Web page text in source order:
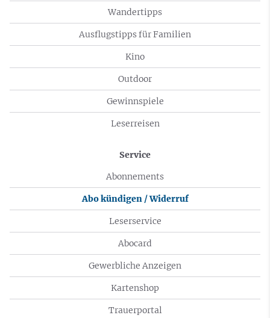
Wandertipps
Ausflugstipps für Familien
Kino
Outdoor
Gewinnspiele
Leserreisen
Service
Abonnements
Abo kündigen / Widerruf
Leserservice
Abocard
Gewerbliche Anzeigen
Kartenshop
Trauerportal